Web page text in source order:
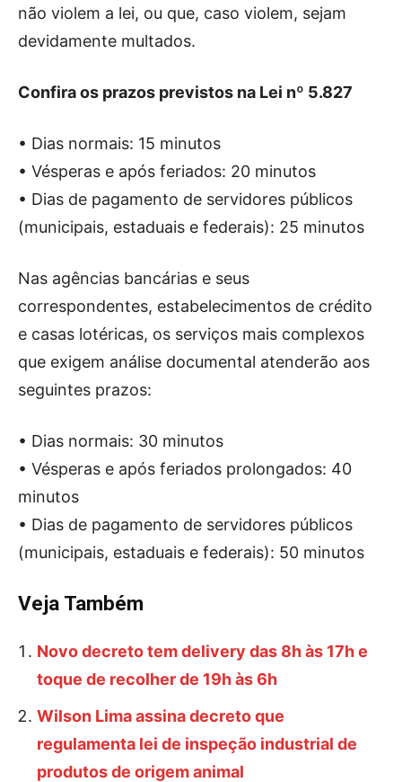
não violem a lei, ou que, caso violem, sejam
devidamente multados.
Confira os prazos previstos na Lei nº 5.827
• Dias normais: 15 minutos
• Vésperas e após feriados: 20 minutos
• Dias de pagamento de servidores públicos
(municipais, estaduais e federais): 25 minutos
Nas agências bancárias e seus
correspondentes, estabelecimentos de crédito
e casas lotéricas, os serviços mais complexos
que exigem análise documental atenderão aos
seguintes prazos:
• Dias normais: 30 minutos
• Vésperas e após feriados prolongados: 40
minutos
• Dias de pagamento de servidores públicos
(municipais, estaduais e federais): 50 minutos
Veja Também
Novo decreto tem delivery das 8h às 17h e
toque de recolher de 19h às 6h
Wilson Lima assina decreto que
regulamenta lei de inspeção industrial de
produtos de origem animal